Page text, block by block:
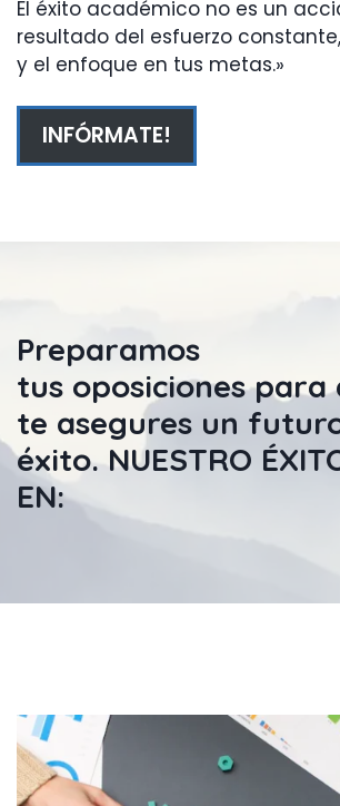
El éxito académico no es un
resultado del esfuerzo
y el enfoque en tus metas.»
INFÓRMATE!
Preparamos
tus oposicionespara
te asegures un
éxito. NUESTRO
EN: